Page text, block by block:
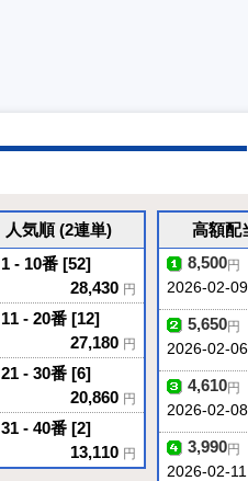
人気順 (2連単)
1 - 10番 [52]
28,430 円
11 - 20番 [12]
27,180 円
21 - 30番 [6]
20,860 円
31 - 40番 [2]
13,110 円
高額配
8,500円
2026-02-
5,650円
2026-02-
4,610円
2026-02-
3,990円
2026-02-